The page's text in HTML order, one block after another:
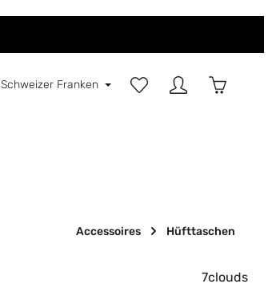
Schweizer Franken
Du hast 0 Produkte auf
Accessoires Hüfttaschen
7clouds